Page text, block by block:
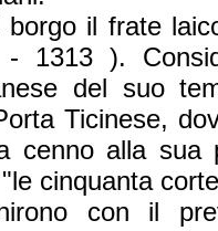
borgo il frate
- 1313 ).
del suo
Ticinese,
cenno alla sua
cinquanta
con il